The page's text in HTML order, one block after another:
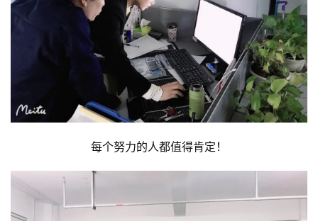
每个努力的人都值得肯定！